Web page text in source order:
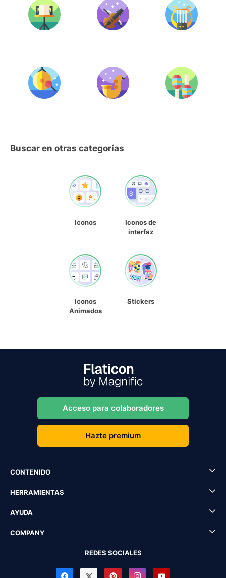
Buscar en otras categorías
Iconos
Iconos de
interfaz
Iconos
Animados
Stickers
Acceso para colaboradores
Hazte premium
CONTENIDO
HERRAMIENTAS
AYUDA
COMPANY
REDES SOCIALES